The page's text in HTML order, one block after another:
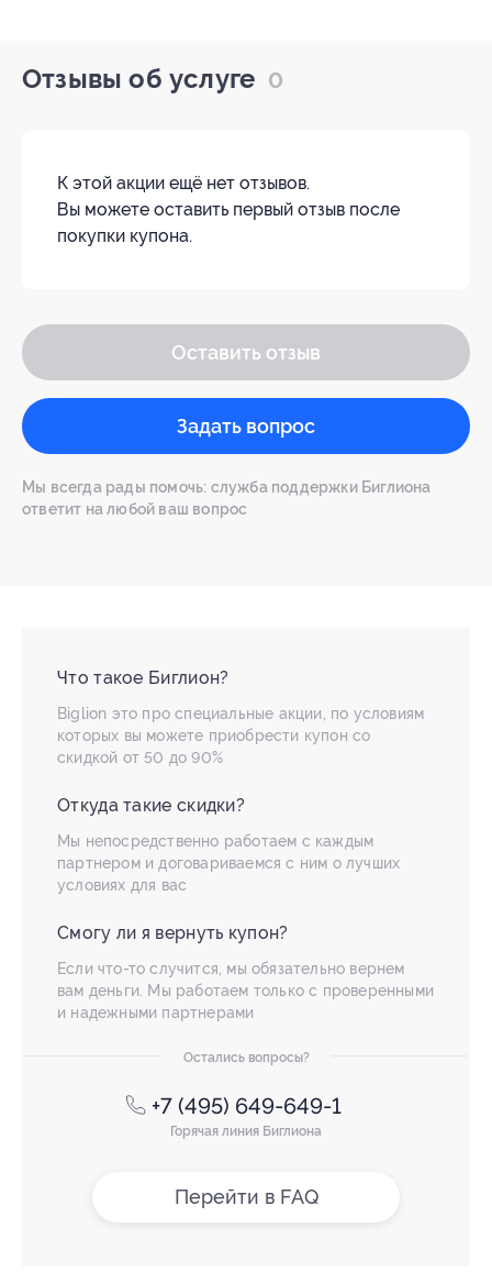
Отзывы об услуге 0
К этой акции ещё нет отзывов.
Вы можете оставить первый отзыв после
покупки купона.
Оставить отзыв
Задать вопрос
Мы всегда рады помочь: служба поддержки Биглиона
ответит на любой ваш вопрос
Что такое Биглион?
Biglion это про специальные акции, по условиям
которых вы можете приобрести купон со
скидкой от 50 до 90%
Откуда такие скидки?
Мы непосредственно работаем с каждым
партнером и договариваемся с ним о лучших
условиях для вас
Смогу ли я вернуть купон?
Если что-то случится, мы обязательно вернем
вам деньги. Мы работаем только с проверенными
и надежными партнерами
Остались вопросы?
+7 (495) 649-649-1
Горячая линия Биглиона
Перейти в FAQ